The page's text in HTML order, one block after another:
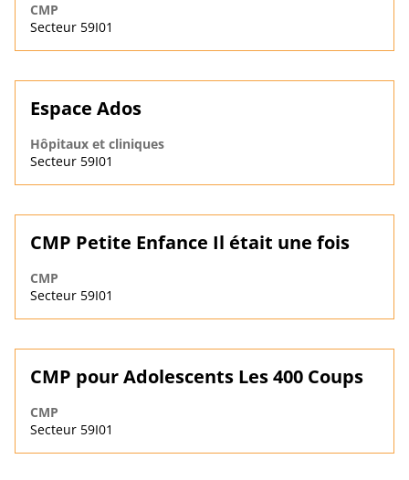
CMP
Secteur 59I01
Espace Ados
Hôpitaux et cliniques
Secteur 59I01
CMP Petite Enfance Il était une fois
CMP
Secteur 59I01
CMP pour Adolescents Les 400 Coups
CMP
Secteur 59I01